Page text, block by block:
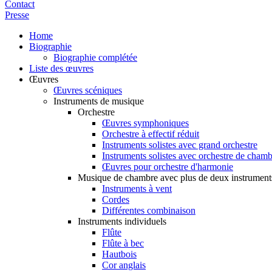
Contact
Presse
Home
Biographie
Biographie complétée
Liste des œuvres
Œuvres
Œuvres scéniques
Instruments de musique
Orchestre
Œuvres symphoniques
Orchestre à effectif réduit
Instruments solistes avec grand orchestre
Instruments solistes avec orchestre de
Œuvres pour orchestre d'harmonie
Musique de chambre avec plus de deux
Instruments à vent
Cordes
Différentes combinaison
Instruments individuels
Flûte
Flûte à bec
Hautbois
Cor anglais